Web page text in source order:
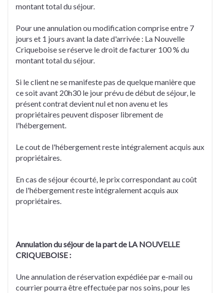
montant total du séjour.
Pour une annulation ou modification comprise entre 7
jours et 1 jours avant la date d'arrivée : La Nouvelle
Criqueboise se réserve le droit de facturer 100 % du
montant total du séjour.
Si le client ne se manifeste pas de quelque manière que
ce soit avant 20h30 le jour prévu de début de séjour, le
présent contrat devient nul et non avenu et les
propriétaires peuvent disposer librement de
l'hébergement.
Le cout de l'hébergement reste intégralement acquis aux
propriétaires.
En cas de séjour écourté, le prix correspondant au coût
de l'hébergement reste intégralement acquis aux
propriétaires.
Annulation du séjour de la part de LA NOUVELLE
CRIQUEBOISE :
Une annulation de réservation expédiée par e-mail ou
courrier pourra être effectuée par nos soins, pour les